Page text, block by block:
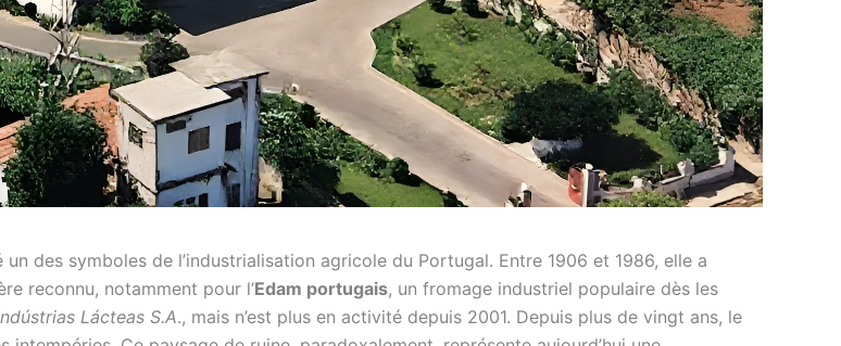
un des symboles de l’industrialisation agricole du Portugal. Entre 1906 et 1986, elle a
reconnu, notamment pour l’Edam portugais, un fromage industriel populaire dès les
Lácteas S.A., mais n’est plus en activité depuis 2001. Depuis plus de vingt ans, le